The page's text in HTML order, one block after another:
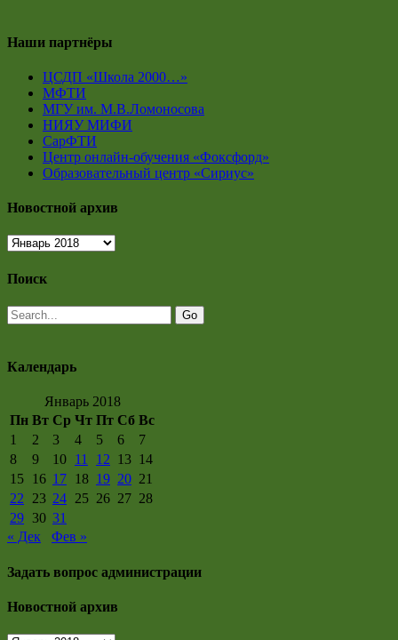
Наши партнёры
ЦСДП «Школа 2000…»
МФТИ
МГУ им. М.В.Ломоносова
НИЯУ МИФИ
СарФТИ
Центр онлайн-обучения «Фоксфорд»
Образовательный центр «Сириус»
Новостной архив
Новостной
Поиск
Календарь
Январь 2018
Пн Вт Ср Чт Пт Сб Вс
1
2 3 4 5 6
7
8
9 10 11 12 13 14
15 16 17 18 19 20 21
22 23 24 25 26 27 28
29 30 31
« Дек
Фев »
Задать вопрос администрации
Новостной архив